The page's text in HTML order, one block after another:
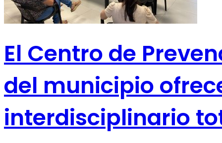
El Centro de
del municipio
interdisciplinario